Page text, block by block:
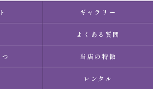
ギャラリー
よくある質問
当店の特徴
レンタル